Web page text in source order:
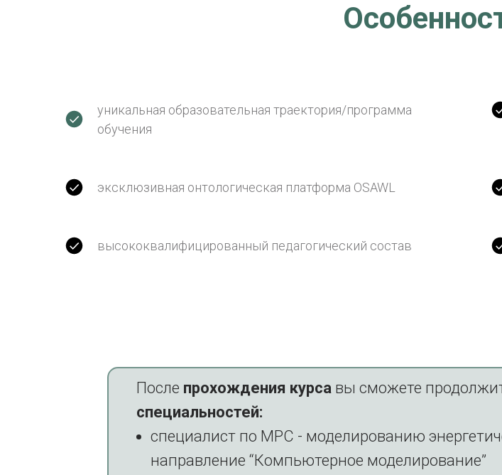
уникальная образовательная траектория/программа
обучения
эксклюзивная онтологическая платформа OSAWL
высококвалифицированный педагогический состав
После прохождения курса вы сможете
специальностей:
специалист по MPC - моделированию
направление “Компьютерное моделирование”